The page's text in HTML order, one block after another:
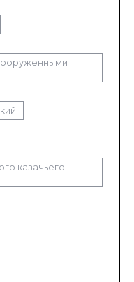
казачьего